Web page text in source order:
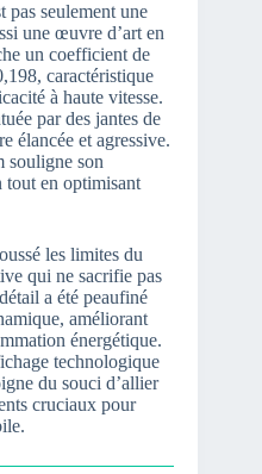
seulement une
une œuvre d’art en
un coefficient de
caractéristique
à haute vitesse.
par des jantes de
élancée et agressive.
souligne son
tout en optimisant
les limites du
qui ne sacrifie pas
a été peaufiné
améliorant
énergétique.
technologique
du souci d’allier
cruciaux pour